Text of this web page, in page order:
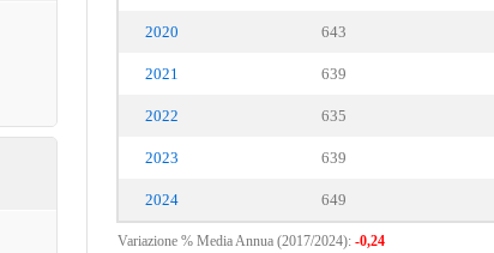
2020 643
2021 639
2022 635
2023 639
2024 649
Variazione % Media Annua (2017/2024): -0,24